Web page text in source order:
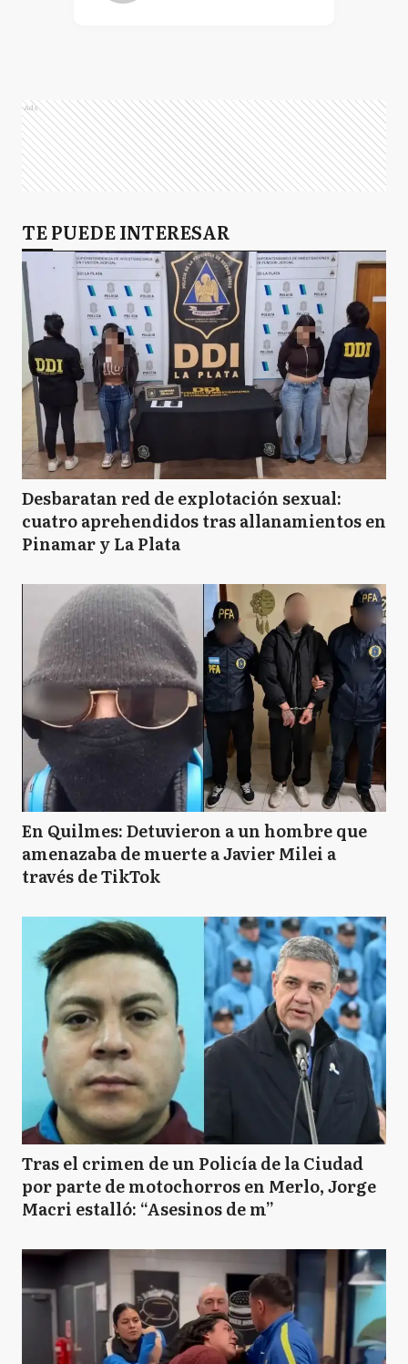
Ads
TE PUEDE INTERESAR
Desbaratan red de explotación sexual:
cuatro aprehendidos tras allanamientos en
Pinamar y La Plata
En Quilmes: Detuvieron a un hombre que
amenazaba de muerte a Javier Milei a
través de TikTok
Tras el crimen de un Policía de la Ciudad
por parte de motochorros en Merlo, Jorge
Macri estalló: “Asesinos de m”